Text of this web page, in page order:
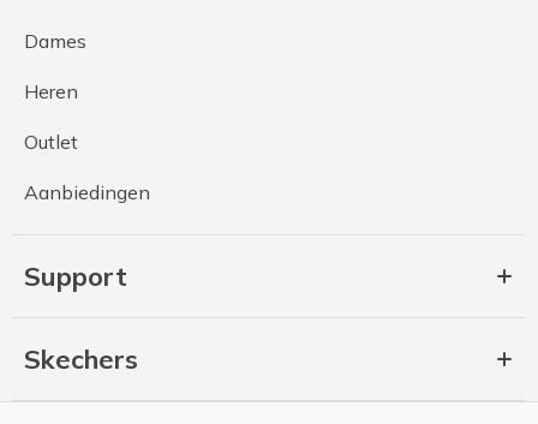
Dames
Heren
Outlet
Aanbiedingen
Support
Skechers